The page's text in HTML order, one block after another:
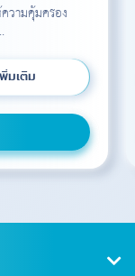
ามคุ้มครอง
มเติม